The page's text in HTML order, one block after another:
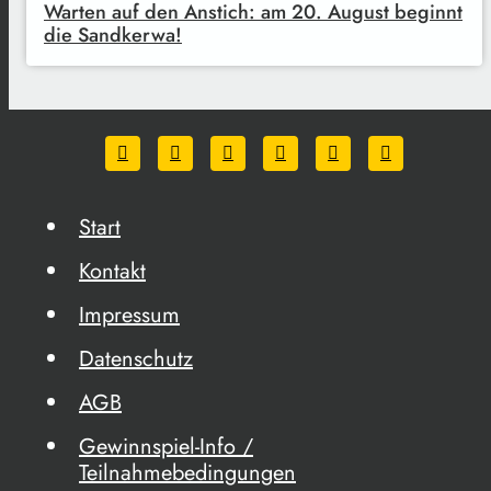
Warten auf den Anstich: am 20. August beginnt
die Sandkerwa!
Start
Kontakt
Impressum
Datenschutz
AGB
Gewinnspiel-Info /
Teilnahmebedingungen